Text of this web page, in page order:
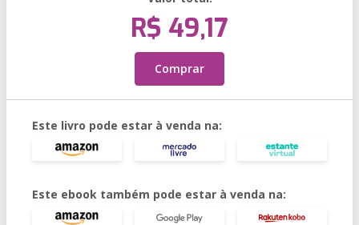
R$ 49,17
Comprar
Este livro pode estar à venda na:
Este ebook também pode estar à venda na: